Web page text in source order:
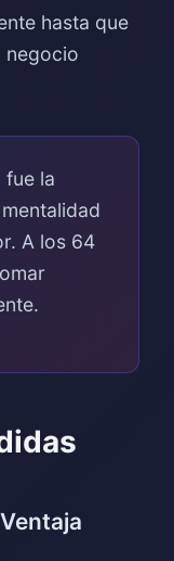
hasta que
negocio
fue la
A los 64